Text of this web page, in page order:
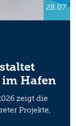
28.07.
Hafen
zeigt die
Projekte,